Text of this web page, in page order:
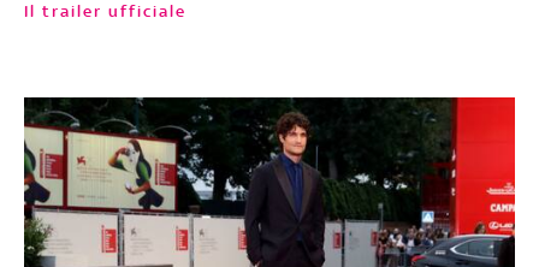
Il trailer ufficiale